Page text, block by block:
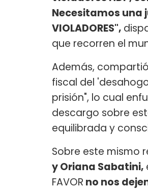
Necesitamos una
VIOLADORES",
que recorren el
Además,
fiscal del
prisión", lo cual
descargo sobre
equilibrada y
Sobre este mismo
y Oriana Sabatini,
FAVOR no nos